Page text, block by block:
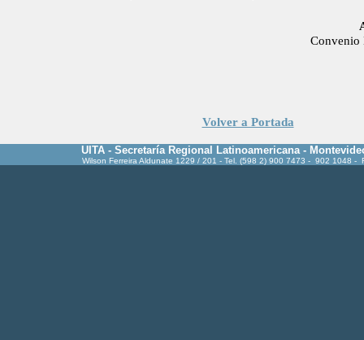
Convenio
Volver a Portada
UITA - Secretaría Regional Latinoamericana -
Wilson Ferreira Aldunate 1229 / 201 - Tel. (598 2) 900 7473 - 902 1048 -